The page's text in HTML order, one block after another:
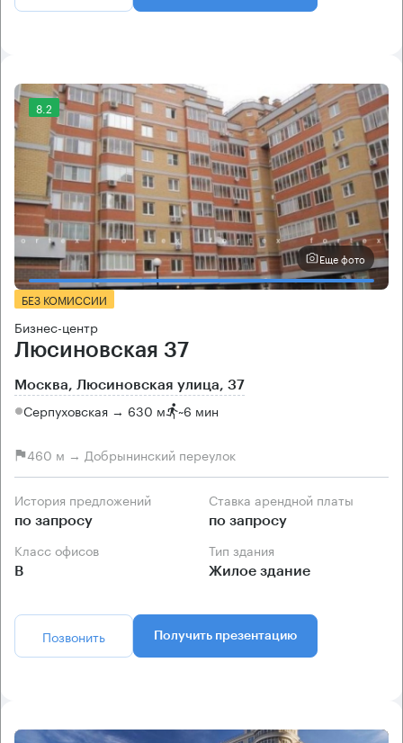
8.2
Еще фото
БЕЗ КОМИССИИ
Бизнес-центр
Люсиновская 37
Москва, Люсиновская улица, 37
Серпуховская → 630 м ~6 мин
460 м → Добрынинский переулок
История предложений
по запросу
Ставка арендной платы
по запросу
Класс офисов
B
Тип здания
Жилое здание
Позвонить Получить презентацию